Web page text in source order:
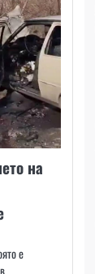
на
е